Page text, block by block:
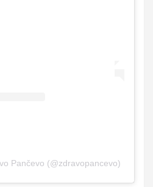
Pančevo (@zdravopancevo)